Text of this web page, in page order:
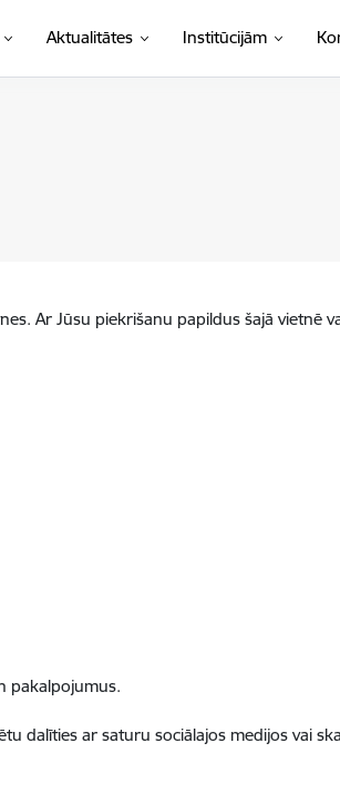
Aktualitātes Institūcijām
Ar Jūsu piekrišanu papildus šajā vietnē
pakalpojumus.
dalīties ar saturu sociālajos medijos vai